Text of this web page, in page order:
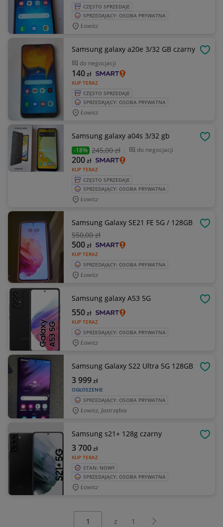
CZĘSTO SPRZEDAJE
SPRZEDAJĄCY: OSOBA PRYWATNA
Łowicz
Samsung galaxy a20e 3/32 GB czarny
do negocjacji
KUP TERAZ
140zł
CZĘSTO SPRZEDAJE
SPRZEDAJĄCY: OSOBA PRYWATNA
Łowicz
Samsung galaxy a04s 3/32 gb
-18% 245,00 zł do negocjacji
KUP TERAZ
200zł
CZĘSTO SPRZEDAJE
SPRZEDAJĄCY: OSOBA PRYWATNA
Łowicz
Samsung Galaxy SE21 FE 5G / 128GB
550,00 zł
KUP TERAZ
500zł
SPRZEDAJĄCY: OSOBA PRYWATNA
Łowicz
Samsung galaxy A53 5G
KUP TERAZ
550zł
SPRZEDAJĄCY: OSOBA PRYWATNA
Łowicz
Samsung Galaxy S22 Ultra 5G 128GB
OGŁOSZENIE
3 999zł
SPRZEDAJĄCY: OSOBA PRYWATNA
Łowicz, Jastrzębia
Samsung s21+ 128g czarny
KUP TERAZ
3 700zł
STAN: NOWY
SPRZEDAJĄCY: OSOBA PRYWATNA
Łowicz
z 1 Następna strona